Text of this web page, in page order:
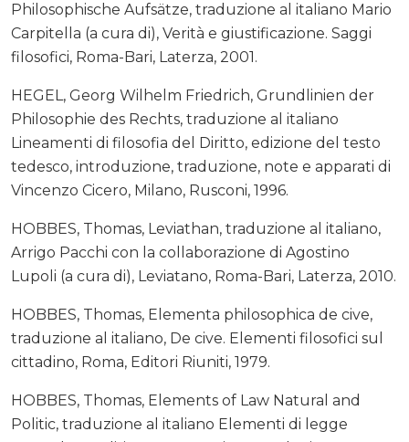
Philosophische Aufsätze, traduzione al italiano Mario
Carpitella (a cura di), Verità e giustificazione. Saggi
filosofici, Roma-Bari, Laterza, 2001.
HEGEL, Georg Wilhelm Friedrich, Grundlinien der
Philosophie des Rechts, traduzione al italiano
Lineamenti di filosofia del Diritto, edizione del testo
tedesco, introduzione, traduzione, note e apparati di
Vincenzo Cicero, Milano, Rusconi, 1996.
HOBBES, Thomas, Leviathan, traduzione al italiano,
Arrigo Pacchi con la collaborazione di Agostino
Lupoli (a cura di), Leviatano, Roma-Bari, Laterza, 2010.
HOBBES, Thomas, Elementa philosophica de cive,
traduzione al italiano, De cive. Elementi filosofici sul
cittadino, Roma, Editori Riuniti, 1979.
HOBBES, Thomas, Elements of Law Natural and
Politic, traduzione al italiano Elementi di legge